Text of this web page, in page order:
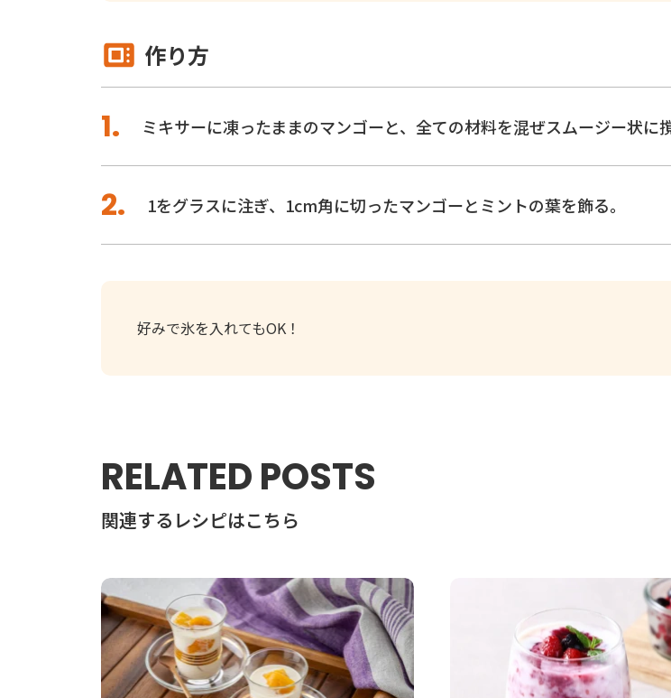
作り方
ミキサーに凍ったままのマンゴーと、全ての材料を混ぜスムージー状に
1をグラスに注ぎ、1cm角に切ったマンゴーとミントの葉を飾る。
好みで氷を入れてもOK！
RELATED POSTS
関連するレシピはこちら